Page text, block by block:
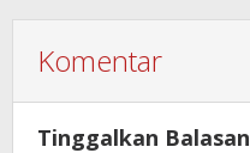
Komentar
Tinggalkan Balasan